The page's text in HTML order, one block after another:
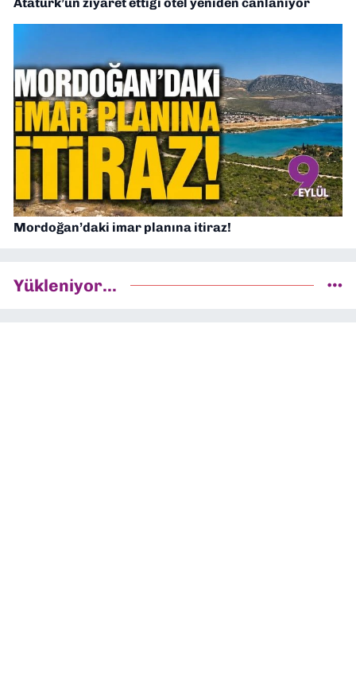
Mordoğan’daki imar planına itiraz!
Yükleniyor...